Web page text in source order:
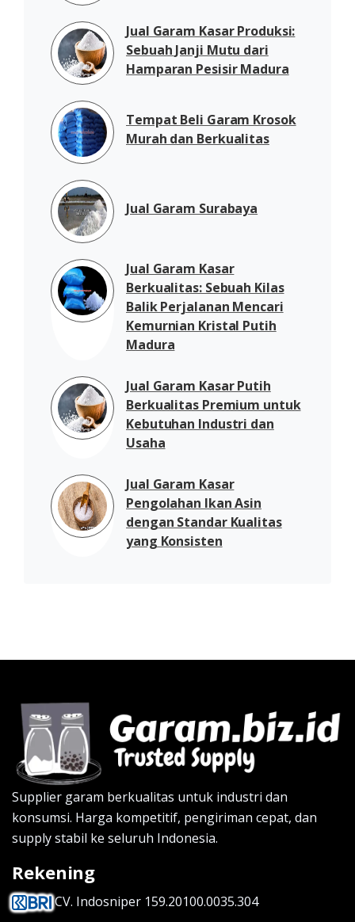
Jual Garam Kasar Produksi:
Sebuah Janji Mutu dari
Hamparan Pesisir Madura
Tempat Beli Garam Krosok
Murah dan Berkualitas
Jual Garam Surabaya
Jual Garam Kasar
Berkualitas: Sebuah Kilas
Balik Perjalanan Mencari
Kemurnian Kristal Putih
Madura
Jual Garam Kasar Putih
Berkualitas Premium untuk
Kebutuhan Industri dan
Usaha
Jual Garam Kasar
Pengolahan Ikan Asin
dengan Standar Kualitas
yang Konsisten
Supplier garam berkualitas untuk industri dan
konsumsi. Harga kompetitif, pengiriman cepat, dan
supply stabil ke seluruh Indonesia.
Rekening
CV. Indosniper 159.20100.0035.304